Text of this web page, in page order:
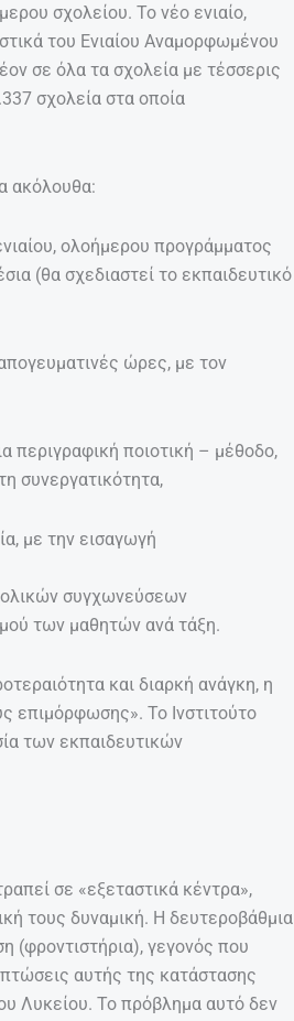
σχολείου. Το νέο ενιαίο,
του Ενιαίου Αναμορφωμένου
σε όλα τα σχολεία με τέσσερις
σχολεία στα οποία
ακόλουθα:
ολοήμερου προγράμματος
(θα σχεδιαστεί το εκπαιδευτικό
ώρες, με τον
περιγραφική ποιοτική – μέθοδο,
συνεργατικότητα,
με την εισαγωγή
συγχωνεύσεων
των μαθητών ανά τάξη.
και διαρκή ανάγκη, η
επιμόρφωσης». Το Ινστιτούτο
των εκπαιδευτικών
σε «εξεταστικά κέντρα»,
τους δυναμική. Η δευτεροβάθμια
(φροντιστήρια), γεγονός που
αυτής της κατάστασης
Λυκείου. Το πρόβλημα αυτό δεν